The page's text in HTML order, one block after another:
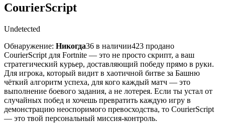
CourierScript
Undetected
Обнаружение: Никогда36 в наличии423 продано
CourierScript для Fortnite — это не просто скрипт, а ваш
стратегический курьер, доставляющий победу прямо в руки.
Для игрока, который видит в хаотичной битве за Башню
чёткий алгоритм успеха, для кого каждый матч — это
выполнение боевого задания, а не лотерея. Если ты устал от
случайных побед и хочешь превратить каждую игру в
демонстрацию неоспоримого превосходства, то CourierScript
— это твой персональный миссия-контроль.